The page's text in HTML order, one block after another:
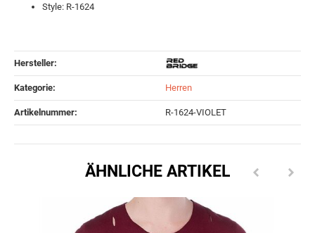
Style: R-1624
Hersteller:
Kategorie: Herren
Artikelnummer: R-1624-VIOLET
ÄHNLICHE ARTIKEL